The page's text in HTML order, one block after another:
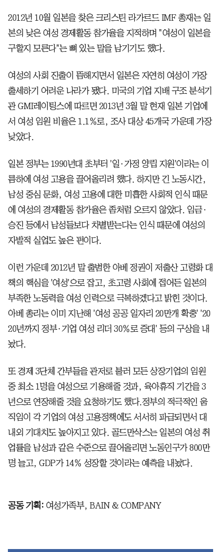
2012년 10월 일본을 찾은 크리스틴 라가르드 IMF 총재는 일
본의 낮은 여성 경제활동 참가율을 지적하며 "여성이 일본을
구할지 모른다"는 뼈 있는 말을 남기기도 했다.
여성의 사회 진출이 뜸해지면서 일본은 자연히 여성이 가장
출세하기 어려운 나라가 됐다. 미국의 기업 지배 구조 분석기
관 GMI레이팅스에 따르면 2013년 3월 말 현재 일본 기업에
서 여성 임원 비율은 1.1％로, 조사 대상 45개국 가운데 가장
낮았다.
일본 정부는 1990년대 초부터 '일·가정 양립 지원'이라는 이
름하에 여성 고용을 끌어올리려 했다. 하지만 긴 노동시간,
남성 중심 문화, 여성 고용에 대한 미흡한 사회적 인식 때문
에 여성의 경제활동 참가율은 좀처럼 오르지 않았다. 임금·
승진 등에서 남성들보다 차별받는다는 인식 때문에 여성의
자발적 실업도 높은 편이다.
이런 가운데 2012년 말 출범한 아베 정권이 저출산 고령화 대
책의 핵심을 '여성'으로 잡고, 초고령 사회에 접어든 일본의
부족한 노동력을 여성 인력으로 극복하겠다고 밝힌 것이다.
아베 총리는 이미 지난해 '여성 공공 일자리 20만개 확충' '20
20년까지 정부·기업 여성 리더 30％로 증대' 등의 구상을 내
놨다.
또 경제 3단체 간부들을 관저로 불러 모든 상장기업의 임원
중 최소 1명을 여성으로 기용해줄 것과, 육아휴직 기간을 3
년으로 연장해줄 것을 요청하기도 했다.정부의 적극적인 움
직임이 각 기업의 여성 고용정책에도 서서히 파급되면서 대
내외 기대치도 높아지고 있다. 골드만삭스는 일본의 여성 취
업률을 남성과 같은 수준으로 끌어올리면 노동인구가 800만
명 늘고, GDP가 14％ 성장할 것이라는 예측을 내놨다.
공동 기획: 여성가족부, BAIN & COMPANY